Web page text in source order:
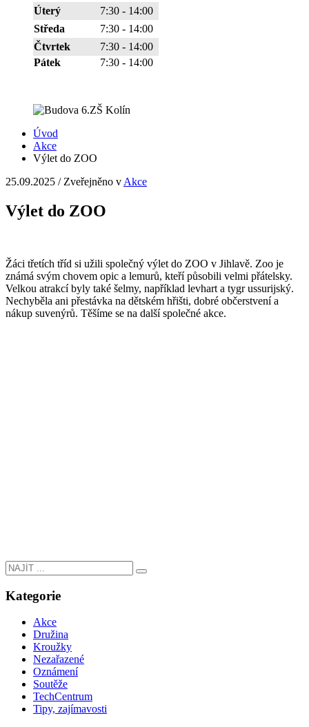
Úterý
7:30 - 14:00
Středa
7:30 - 14:00
Čtvrtek
7:30 - 14:00
Pátek
7:30 - 14:00
Úvod
Akce
Výlet do ZOO
25.09.2025 / Zveřejněno v Akce
Výlet do ZOO
Žáci třetích tříd si užili společný výlet do ZOO v Jihlavě. Zoo je
známá svým chovem opic a lemurů, kteří působili velmi přátelsky.
Velkou atrakcí byly také šelmy, například levhart a tygr ussurijský.
Nechyběla ani přestávka na dětském hřišti, dobré občerstvení a
nákup suvenýrů. Těšíme se na další společné akce.
Kategorie
Akce
Družina
Kroužky
Nezařazené
Oznámení
Soutěže
TechCentrum
Tipy, zajímavosti